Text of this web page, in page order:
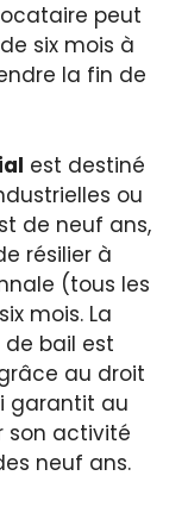
peut
six mois à
la fin de
est destiné
ou
de neuf ans,
résilier à
(tous les
mois. La
bail est
au droit
garantit au
son activité
neuf ans.